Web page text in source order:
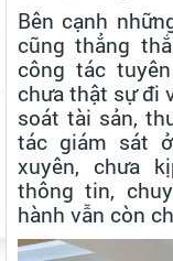
Bên cạnh
cũng thẳng
công tác
chưa thật sự đi
soát tài sản,
tác giám sát
xuyên, chưa
thông tin,
hành vẫn còn